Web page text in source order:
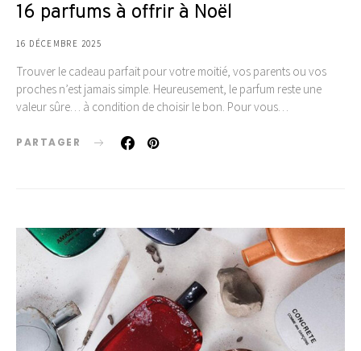
16 parfums à offrir à Noël
16 DÉCEMBRE 2025
Trouver le cadeau parfait pour votre moitié, vos parents ou vos
proches n’est jamais simple. Heureusement, le parfum reste une
valeur sûre… à condition de choisir le bon. Pour vous…
PARTAGER